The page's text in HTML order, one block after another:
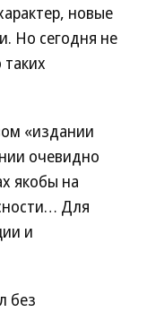
новые
Но сегодня не
«издании
очевидно
якобы на
Для
и
без